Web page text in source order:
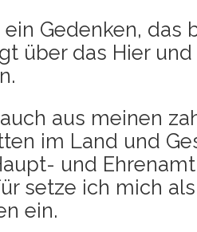
Geden­ken, das
über das Hier
aus mei­nen
im Land und
und
set­ze ich mich
ein.